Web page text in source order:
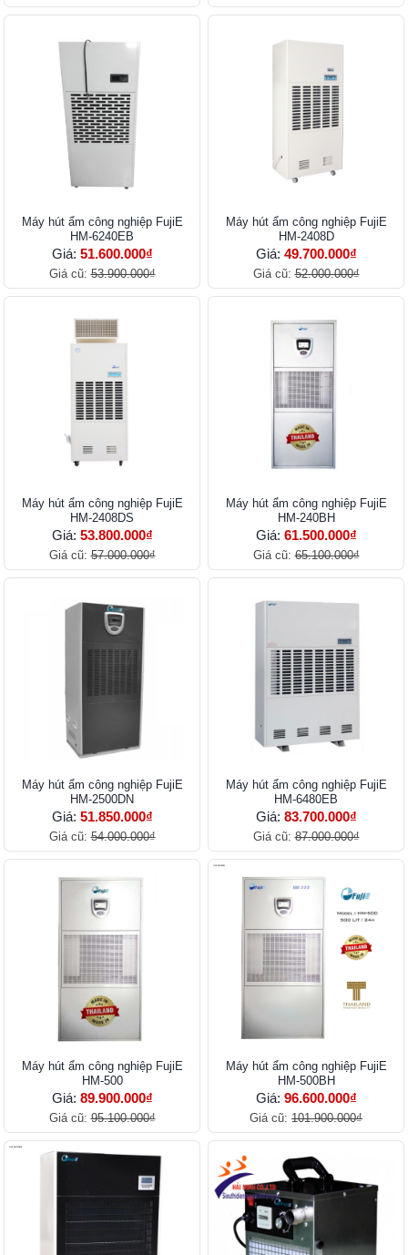
Máy hút ẩm công nghiệp FujiE
HM-6240EB
Giá: 51.600.000₫
Giá cũ:53.900.000₫
Máy hút ẩm công nghiệp FujiE
HM-2408D
Giá: 49.700.000₫
Giá cũ:52.000.000₫
Máy hút ẩm công nghiệp FujiE
HM-2408DS
Giá: 53.800.000₫
Giá cũ:57.000.000₫
Máy hút ẩm công nghiệp FujiE
HM-240BH
Giá: 61.500.000₫
Giá cũ:65.100.000₫
Máy hút ẩm công nghiệp FujiE
HM-2500DN
Giá: 51.850.000₫
Giá cũ:54.000.000₫
Máy hút ẩm công nghiệp FujiE
HM-6480EB
Giá: 83.700.000₫
Giá cũ:87.000.000₫
Máy hút ẩm công nghiệp FujiE
HM-500
Giá: 89.900.000₫
Giá cũ:95.100.000₫
Máy hút ẩm công nghiệp FujiE
HM-500BH
Giá: 96.600.000₫
Giá cũ: 101.900.000₫